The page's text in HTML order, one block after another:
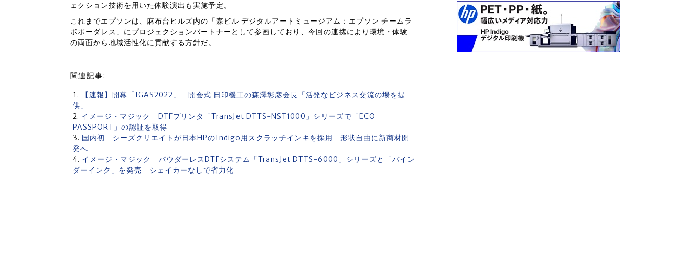
ェクション技術を用いた体験演出も実施予定。
これまでエプソンは、麻布台ヒルズ内の「森ビル デジタルアートミュージアム：エプソン チームラ
ボボーダレス」にプロジェクションパートナーとして参画しており、今回の連携により環境・体験
の両面から地域活性化に貢献する方針だ。
関連記事:
【速報】開幕「IGAS2022」 開会式 日印機工の森澤彰彦会長「活発なビジネス交流の場を提
供」
イメージ・マジック DTFプリンタ「TransJet DTTS-NST1000」シリーズで「ECO
PASSPORT」の認証を取得
国内初 シーズクリエイトが日本HPのIndigo用スクラッチインキを採用 形状自由に新商材開
発へ
イメージ・マジック パウダーレスDTFシステム「TransJet DTTS-6000」シリーズと「バイン
ダーインク」を発売 シェイカーなしで省力化